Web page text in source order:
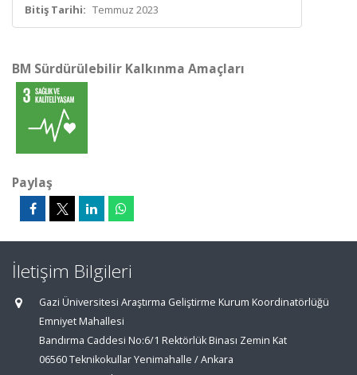
Bitiş Tarihi: Temmuz 2023
BM Sürdürülebilir Kalkınma Amaçları
Paylaş
İletişim Bilgileri
Gazi Üniversitesi Araştırma Geliştirme Kurum Koordinatörlüğü
Emniyet Mahallesi
Bandırma Caddesi No:6/1 Rektörlük Binası Zemin Kat
06560 Teknikokullar Yenimahalle / Ankara